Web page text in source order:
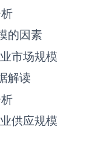
的因素
市场规模
解读
供应规模